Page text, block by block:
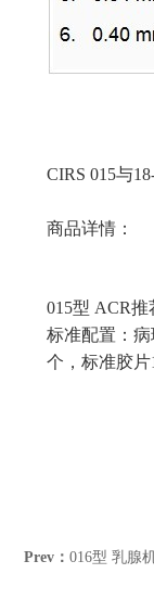
CIRS 015与
商品详情：
015型 ACR
标准配置：
个，标准胶
Prev：016型 乳腺